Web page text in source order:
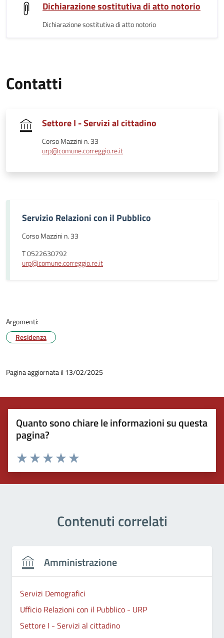
Dichiarazione sostitutiva di atto notorio
Dichiarazione sostitutiva di atto notorio
Contatti
Settore I - Servizi al cittadino
Corso Mazzini n. 33
urp@comune.correggio.re.it
Servizio Relazioni con il Pubblico
Corso Mazzini n. 33
T 0522630792
urp@comune.correggio.re.it
Argomenti:
Residenza
Pagina aggiornata il 13/02/2025
Quanto sono chiare le informazioni su questa
pagina?
Valuta 5 stelle su 5
Valuta 4 stelle su 5
Valuta 3 stelle su 5
Valuta 2 stelle su 5
Valuta 1 stelle su 5
Contenuti correlati
Amministrazione
Servizi Demografici
Ufficio Relazioni con il Pubblico - URP
Settore I - Servizi al cittadino